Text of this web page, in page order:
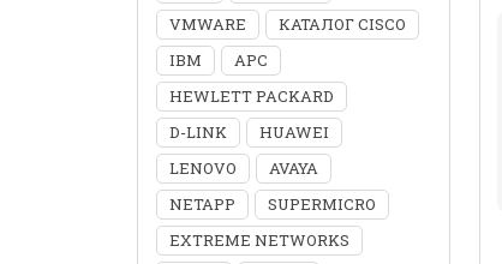
VMWARE
КАТАЛОГ CISCO
IBM
APC
HEWLETT PACKARD
D-LINK
HUAWEI
LENOVO
AVAYA
NETAPP
SUPERMICRO
EXTREME NETWORKS